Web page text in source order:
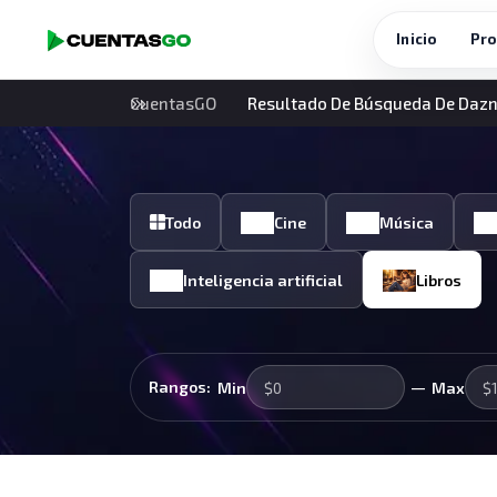
Inicio
CuentasGO Resultado De Búsqueda De Dazn
Todo Cine Música
Inteligencia artificial Libros
Rangos: Min — Max